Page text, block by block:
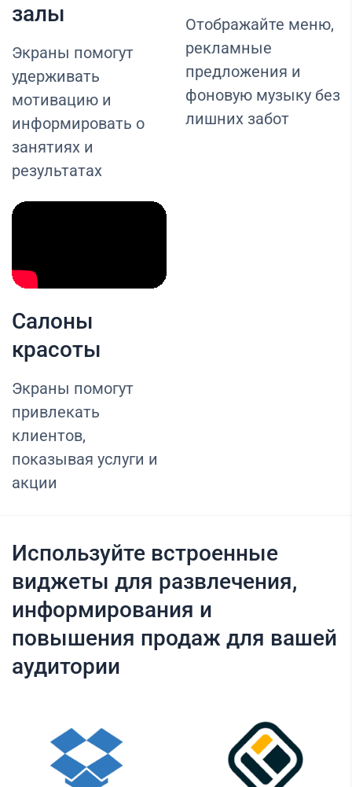
залы
Экраны помогут
удерживать
мотивацию и
информировать о
занятиях и
результатах
Отображайте меню,
рекламные
предложения и
фоновую музыку без
лишних забот
Салоны
красоты
Экраны помогут
привлекать
клиентов,
показывая услуги и
акции
Используйте встроенные
виджеты для развлечения,
информирования и
повышения продаж для вашей
аудитории